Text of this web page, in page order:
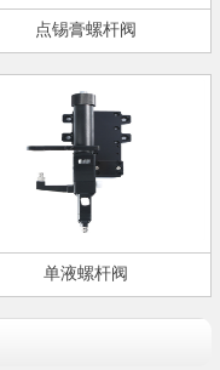
点锡膏螺杆阀
单液螺杆阀